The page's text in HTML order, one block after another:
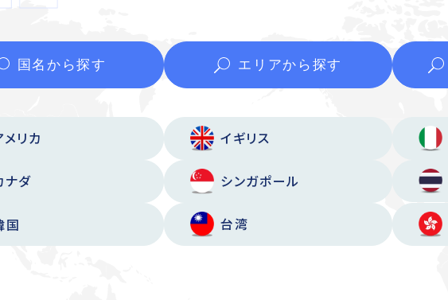
国名から探す エリアから 探す
メリカ イギリス
ナダ シンガポール
国 台湾